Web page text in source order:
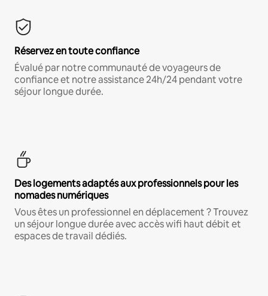
Réservez en toute confiance
Évalué par notre communauté de voyageurs de
confiance et notre assistance 24h/24 pendant votre
séjour longue durée.
Des logements adaptés aux professionnels pour les
nomades numériques
Vous êtes un professionnel en déplacement ? Trouvez
un séjour longue durée avec accès wifi haut débit et
espaces de travail dédiés.